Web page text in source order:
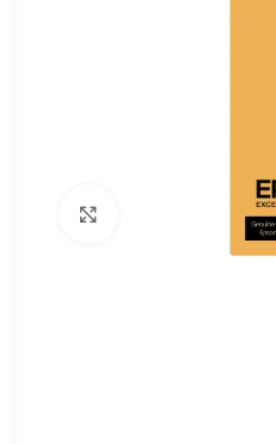
Haga clic para ampliar